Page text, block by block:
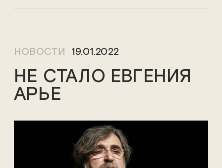
НОВОСТИ 19.01.2022
НЕ СТАЛО ЕВГЕНИЯ
АРЬЕ